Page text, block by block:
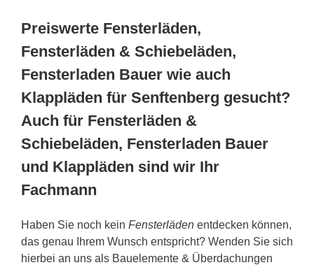
Preiswerte Fensterläden,
Fensterläden & Schiebeläden,
Fensterladen Bauer wie auch
Klappläden für Senftenberg gesucht?
Auch für Fensterläden &
Schiebeläden, Fensterladen Bauer
und Klappläden sind wir Ihr
Fachmann
Haben Sie noch kein Fensterläden entdecken können,
das genau Ihrem Wunsch entspricht? Wenden Sie sich
hierbei an uns als Bauelemente & Überdachungen